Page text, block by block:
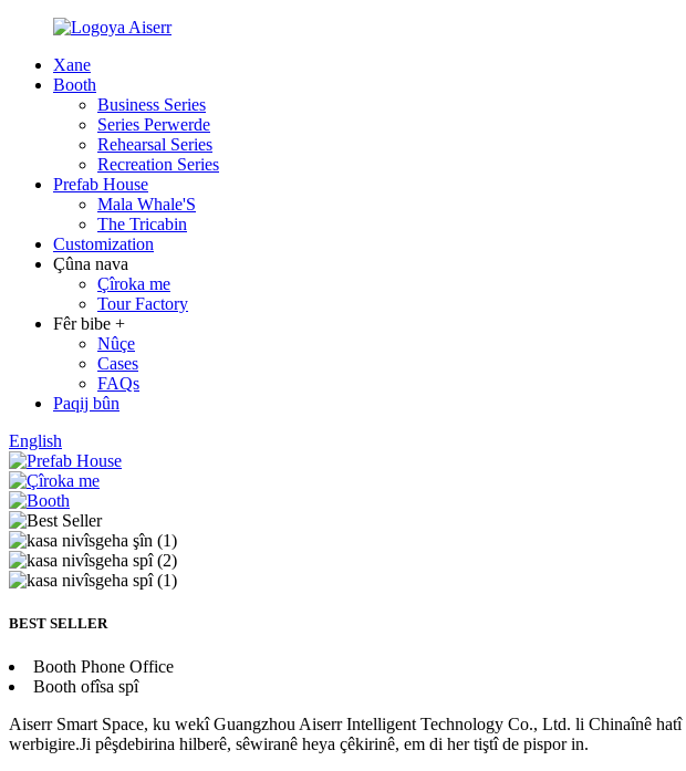
Xane
Booth
Business Series
Series Perwerde
Rehearsal Series
Recreation Series
Prefab House
Mala Whale'S
The Tricabin
Customization
Çûna nava
Çîroka me
Tour Factory
Fêr bibe +
Nûçe
Cases
FAQs
Paqij bûn
English
BEST SELLER
Booth Phone Office
Booth ofîsa spî
Aiserr Smart Space, ku wekî Guangzhou Aiserr Intelligent Technology Co., Ltd. li Chinaînê
werbigire.Ji pêşdebirina hilberê, sêwiranê heya çêkirinê, em di her tiştî de pispor in.